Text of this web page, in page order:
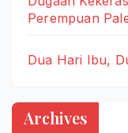
Perempuan
Dua Hari Ibu,
Archives